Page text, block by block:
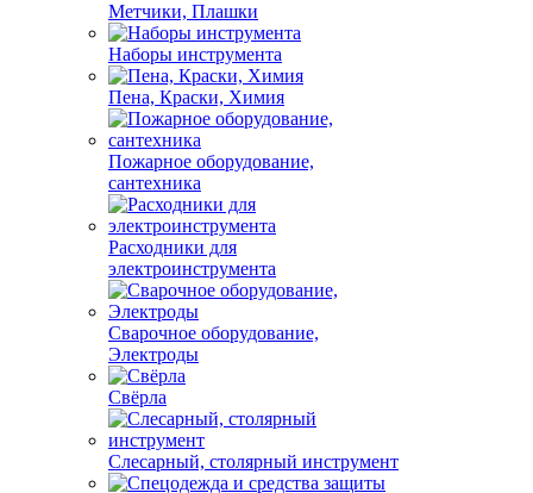
Метчики, Плашки
Наборы инструмента
Пена, Краски, Химия
Пожарное оборудование,
сантехника
Расходники для
электроинструмента
Сварочное оборудование,
Электроды
Свёрла
Слесарный, столярный инструмент